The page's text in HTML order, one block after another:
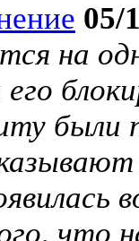
05/
на
его
что